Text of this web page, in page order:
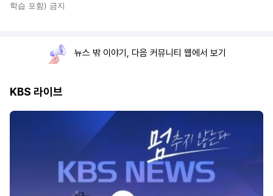
학습 포함) 금지
뉴스 밖 이야기, 다음 커뮤니티 웹에서 보기
KBS 라이브